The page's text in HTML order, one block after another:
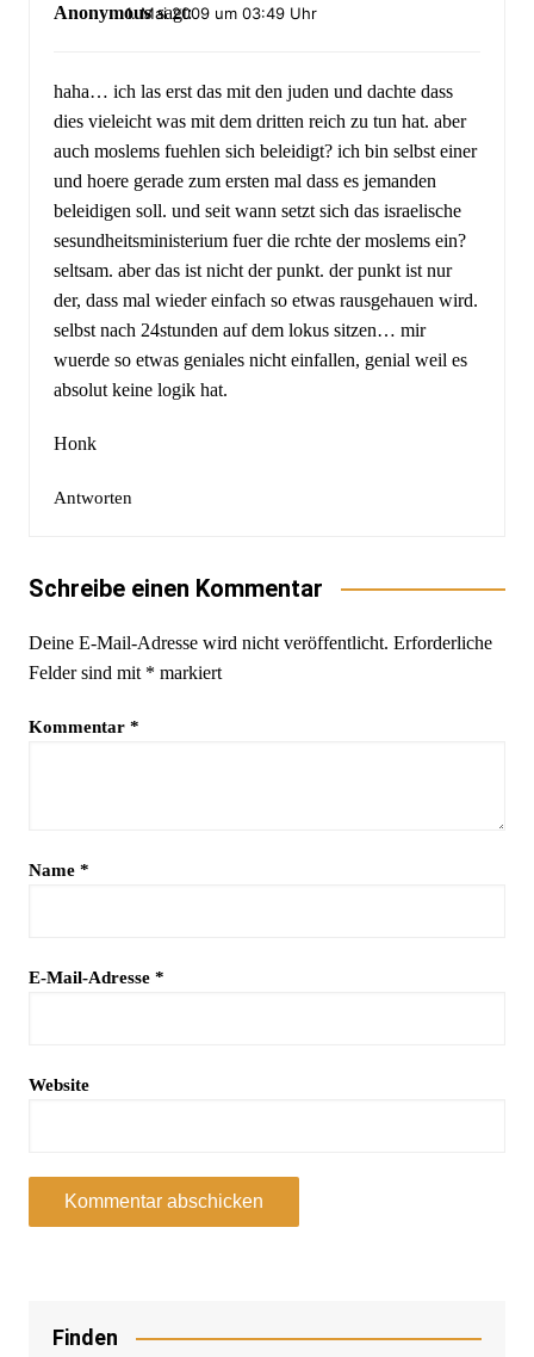
Anonymous sagt:
1. Mai 2009 um 03:49 Uhr
haha… ich las erst das mit den juden und dachte dass
dies vieleicht was mit dem dritten reich zu tun hat. aber
auch moslems fuehlen sich beleidigt? ich bin selbst einer
und hoere gerade zum ersten mal dass es jemanden
beleidigen soll. und seit wann setzt sich das israelische
sesundheitsministerium fuer die rchte der moslems ein?
seltsam. aber das ist nicht der punkt. der punkt ist nur
der, dass mal wieder einfach so etwas rausgehauen wird.
selbst nach 24stunden auf dem lokus sitzen… mir
wuerde so etwas geniales nicht einfallen, genial weil es
absolut keine logik hat.
Honk
Antworten
Schreibe einen Kommentar
Deine E-Mail-Adresse wird nicht veröffentlicht. Erforderliche
Felder sind mit * markiert
Kommentar *
Name *
E-Mail-Adresse *
Website
Finden